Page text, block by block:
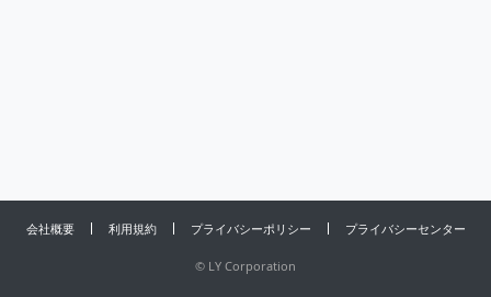
会社概要 利用規約 プライバシーポリシー プライバシーセンター
© LY Corporation